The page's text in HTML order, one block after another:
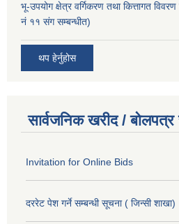
भू-उपयोग क्षेत्र वर्गिकरण तथा कित्तागत
नं ११ संग सम्बन्धीत)
थप हेर्नुहोस
सार्वजनिक खरीद /
Invitation for Online Bids
दररेट पेश गर्ने सम्बन्धी सूचना ( जिन्सी शाखा)